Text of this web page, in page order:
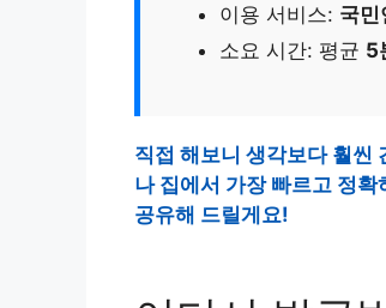
이용 서비스: 국민
소요 시간: 평균 5
직접 해보니 생각보다 훨씬
나 집에서 가장 빠르고 정
공유해 드릴게요!